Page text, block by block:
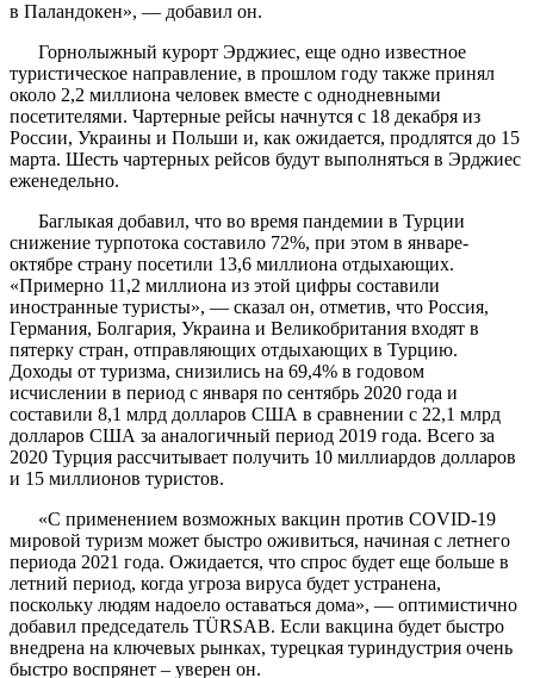
в Паландокен», — добавил он.
Горнолыжный курорт Эрджиес, еще одно известное
туристическое направление, в прошлом году также принял
около 2,2 миллиона человек вместе с однодневными
посетителями. Чартерные рейсы начнутся с 18 декабря из
России, Украины и Польши и, как ожидается, продлятся до 15
марта. Шесть чартерных рейсов будут выполняться в Эрджиес
еженедельно.
Баглыкая добавил, что во время пандемии в Турции
снижение турпотока составило 72%, при этом в январе-
октябре страну посетили 13,6 миллиона отдыхающих.
«Примерно 11,2 миллиона из этой цифры составили
иностранные туристы», — сказал он, отметив, что Россия,
Германия, Болгария, Украина и Великобритания входят в
пятерку стран, отправляющих отдыхающих в Турцию.
Доходы от туризма, снизились на 69,4% в годовом
исчислении в период с января по сентябрь 2020 года и
составили 8,1 млрд долларов США в сравнении с 22,1 млрд
долларов США за аналогичный период 2019 года. Всего за
2020 Турция рассчитывает получить 10 миллиардов долларов
и 15 миллионов туристов.
«С применением возможных вакцин против COVID-19
мировой туризм может быстро оживиться, начиная с летнего
периода 2021 года. Ожидается, что спрос будет еще больше в
летний период, когда угроза вируса будет устранена,
поскольку людям надоело оставаться дома», — оптимистично
добавил председатель TÜRSAB. Если вакцина будет быстро
внедрена на ключевых рынках, турецкая туриндустрия очень
быстро воспрянет – уверен он.